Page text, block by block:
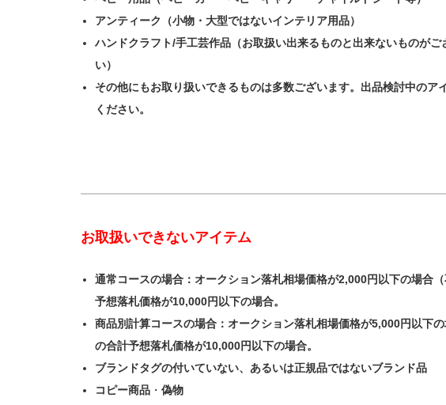
アンティーク（小物・大型ではないインテリア用品）
ハンドクラフト/手工芸作品（お取扱い出来るものと出来ないものが
い）
その他にもお取り扱いできるものは多数ございます。出品検討中のア
ください。
お取扱いできないアイテム
通常コースの場合：オークション落札相場価格が2,000円以下の場合
予想落札価格が10,000円以下の場合。
商品別計算コースの場合：オークション落札相場価格が5,000円以下
の合計予想落札価格が10,000円以下の場合。
ブランドタグの付いていない、あるいは正規品ではないブランド品
コピー商品 ・偽物